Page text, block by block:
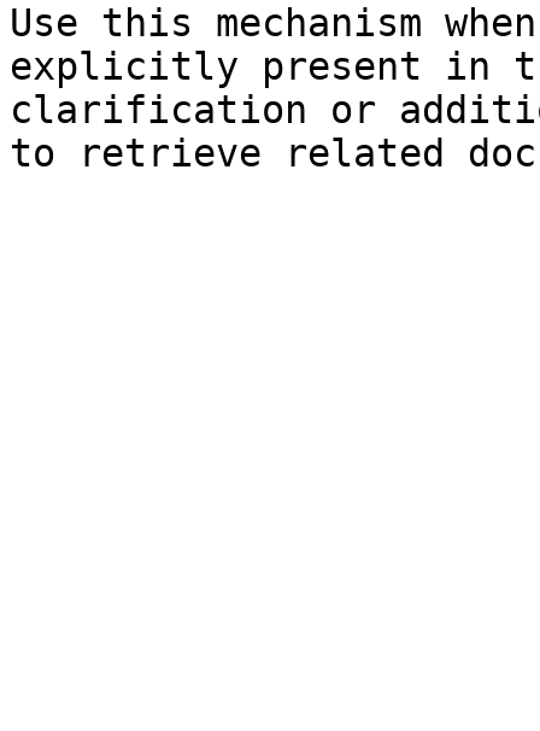
Use this mechanism
explicitly present in
clarification or